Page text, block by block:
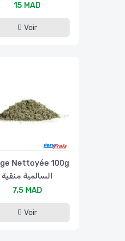
15 MAD
Voir
Nettoyée 100g
السالمية منقية
7,5 MAD
Voir